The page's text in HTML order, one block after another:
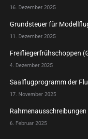
16. Dezember 2025
Grundsteuer für
11. Dezember 2025
Freifliegerfrühschoppen
4. Dezember 2025
Saalflugprogramm der
17. November 2025
6. Februar 2025